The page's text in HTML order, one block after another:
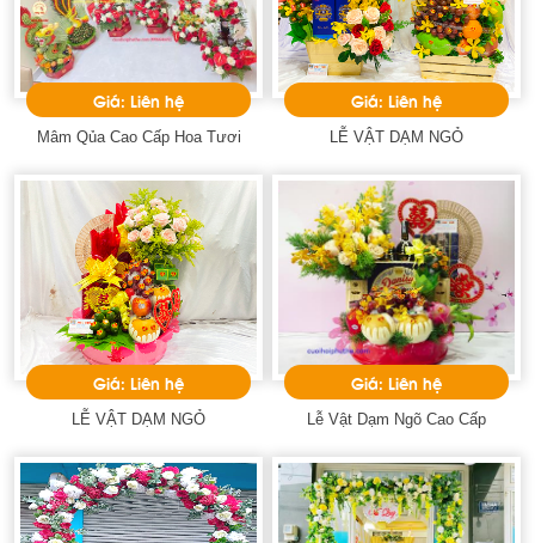
Giá: Liên hệ
Mâm Qủa Cao Cấp Hoa Tươi
Giá: Liên hệ
LỄ VẬT DẠM NGỎ
Giá: Liên hệ
LỄ VẬT DẠM NGỎ
Giá: Liên hệ
Lễ Vật Dạm Ngõ Cao Cấp